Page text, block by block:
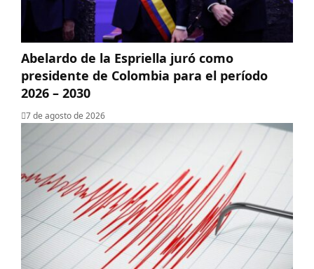
Abelardo de la Espriella juró como
presidente de Colombia para el período
2026 – 2030
7 de agosto de 2026